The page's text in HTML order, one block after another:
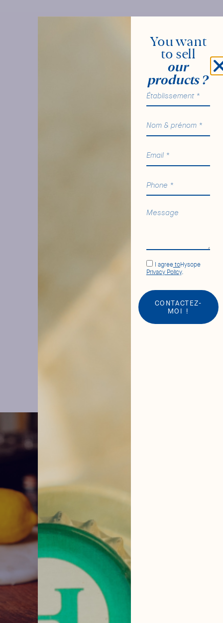
You want
to sell
our
products ?
I agreetoHysope
Privacy Policy.
CONTACTEZ-
MOI !